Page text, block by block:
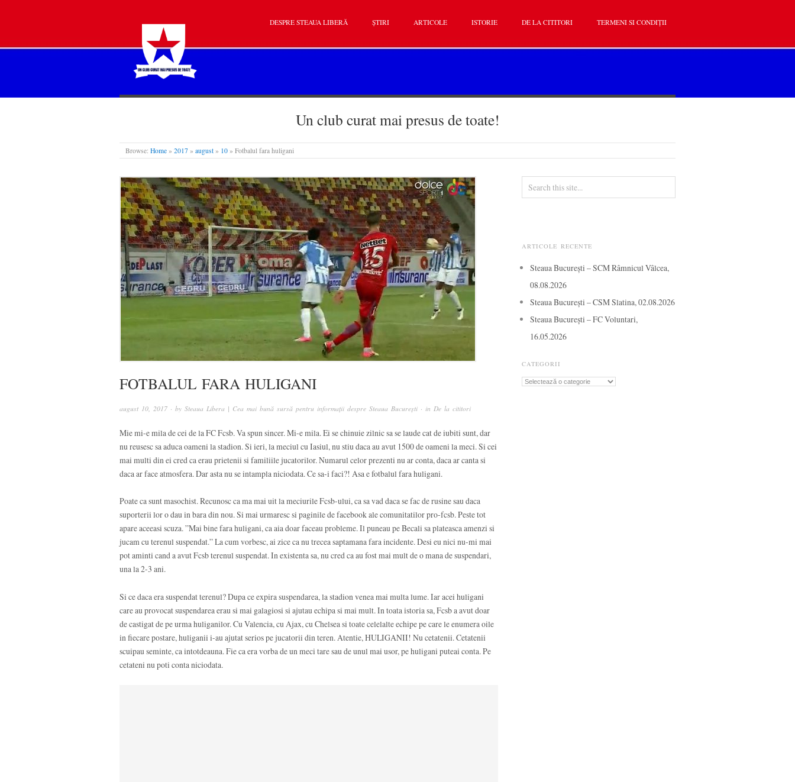
STEAUA LIBERĂ
DESPRE STEAUA LIBERĂ ȘTIRI ARTICOLE ISTORIE DE LA CITITORI TERMENI SI CONDIȚII
Un club curat mai presus de toate!
Browse: Home » 2017 » august » 10 » Fotbalul fara huligani
FOTBALUL FARA HULIGANI
august 10, 2017 · by Steaua Libera | Cea mai bună sursă pentru informații despre Steaua București · in De la cititori
Mie mi-e mila de cei de la FC Fcsb. Va spun sincer. Mi-e mila. Ei se chinuie zilnic sa se laude cat de iubiti sunt, dar
nu reusesc sa aduca oameni la stadion. Si ieri, la meciul cu Iasiul, nu stiu daca au avut 1500 de oameni la meci. Si cei
mai multi din ei cred ca erau prietenii si familiile jucatorilor. Numarul celor prezenti nu ar conta, daca ar canta si
daca ar face atmosfera. Dar asta nu se intampla niciodata. Ce sa-i faci?! Asa e fotbalul fara huligani.
Poate ca sunt masochist. Recunosc ca ma mai uit la meciurile Fcsb-ului, ca sa vad daca se fac de rusine sau daca
suporterii lor o dau in bara din nou. Si mai urmaresc si paginile de facebook ale comunitatilor pro-fcsb. Peste tot
apare aceeasi scuza. ”Mai bine fara huligani, ca aia doar faceau probleme. Il puneau pe Becali sa plateasca amenzi si
jucam cu terenul suspendat.” La cum vorbesc, ai zice ca nu trecea saptamana fara incidente. Desi eu nici nu-mi mai
pot aminti cand a avut Fcsb terenul suspendat. In existenta sa, nu cred ca au fost mai mult de o mana de suspendari,
una la 2-3 ani.
Si ce daca era suspendat terenul? Dupa ce expira suspendarea, la stadion venea mai multa lume. Iar acei huligani
care au provocat suspendarea erau si mai galagiosi si ajutau echipa si mai mult. In toata istoria sa, Fcsb a avut doar
de castigat de pe urma huliganilor. Cu Valencia, cu Ajax, cu Chelsea si toate celelalte echipe pe care le enumera oile
in fiecare postare, huliganii i-au ajutat serios pe jucatorii din teren. Atentie, HULIGANII! Nu cetatenii. Cetatenii
scuipau seminte, ca intotdeauna. Fie ca era vorba de un meci tare sau de unul mai usor, pe huligani puteai conta. Pe
cetateni nu poti conta niciodata.
ARTICOLE RECENTE
Steaua București – SCM Râmnicul Vâlcea,
08.08.2026
Steaua București – CSM Slatina, 02.08.2026
Steaua București – FC Voluntari,
16.05.2026
CATEGORII
Categorii